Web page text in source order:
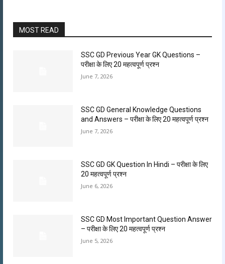
MOST READ
SSC GD Previous Year GK Questions –
परीक्षा के लिए 20 महत्वपूर्ण प्रश्न
June 7, 2026
SSC GD General Knowledge Questions
and Answers – परीक्षा के लिए 20 महत्वपूर्ण प्रश्न
June 7, 2026
SSC GD GK Question In Hindi​ – परीक्षा के लिए
20 महत्वपूर्ण प्रश्न
June 6, 2026
SSC GD Most Important Question Answer
– परीक्षा के लिए 20 महत्वपूर्ण प्रश्न
June 5, 2026